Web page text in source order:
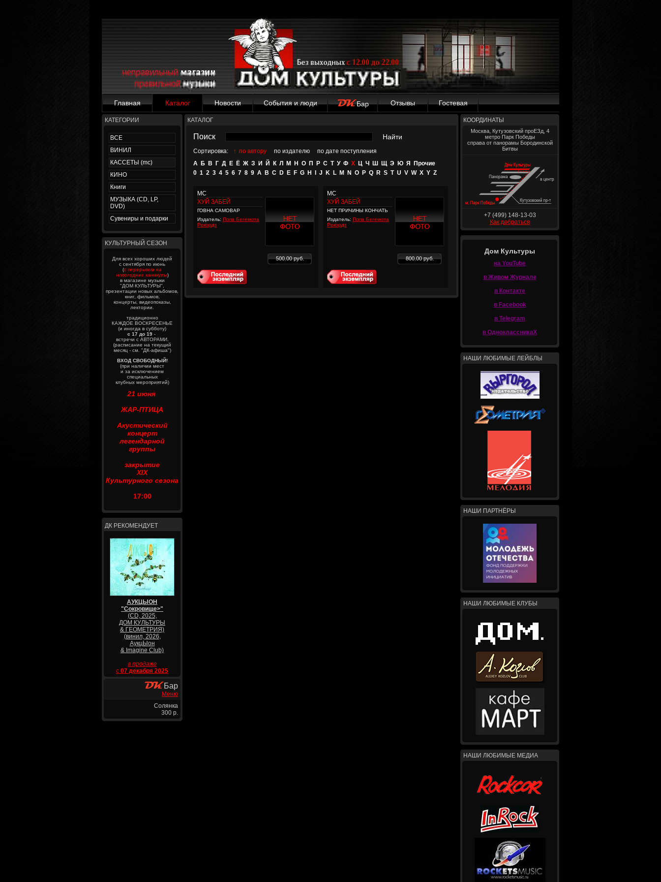
Главная Каталог Новости События и люди Бар Отзывы Гостевая
КАТЕГОРИИ
ВСЕ
ВИНИЛ
КАССЕТЫ (mc)
КИНО
Книги
МУЗЫКА (CD, LP,
DVD)
Сувениры и подарки
КУЛЬТУРНЫЙ СЕЗОН
Для всех хороших людей
с сентября по июнь
(с перерывом на
новогодние каникулы)
в магазине музыки
"ДОМ КУЛЬТУРЫ",
презентации новых альбомов,
книг, фильмов,
концерты, видеопоказы,
лектории.
традиционно
КАЖДОЕ ВОСКРЕСЕНЬЕ
(и иногда в субботу)
с 17 до 19 -
встречи с АВТОРАМИ.
(расписание на текущий
месяц - см. "ДК-афиша")
ВХОД СВОБОДНЫЙ!
(при наличии мест
и за исключением
специальных
клубных мероприятий)
21 июня
ЖАР-ПТИЦА
Акустический
концерт
легендарной
группы
закрытие
XIX
Культурного сезона
17:00
ДК РЕКОМЕНДУЕТ
АУКЦЫОН
"Сокровище>"
(CD, 2025,
ДОМ КУЛЬТУРЫ
& ГЕОМЕТРИЯ)
(винил, 2026,
АукцЫон
& Imagine Club)
в продаже
с 07 декабря 2025
Бар
Меню
Солянка
300 р.
КАТАЛОГ
Поиск Найти
Сортировка: ↑ по автору по издателю
по дате поступления
А Б В Г Д Е Ё Ж З И Й К Л М Н О П Р С Т У Ф Х Ц Ч Ш Щ Э Ю Я
Прочие
0 1 2 3 4 5 6 7 8 9 A B C D E F G H J K L M N O P Q R S T U V W X Y Z
MC
ХУЙ ЗАБЕЙ
ГОВНА САМОВАР
Издатель: Попа Бегемота
Рекордз
500.00 руб.
MC
ХУЙ ЗАБЕЙ
НЕТ ПРИЧИНЫ КОНЧАТЬ
Издатель: Попа Бегемота
Рекордз
800.00 руб.
КООРДИНАТЫ
Москва, Кутузовский проЕЗд, 4
метро Парк Победы
справа от панорамы Бородинской
Битвы
+7 (499) 148-13-03
Как добраться
Дом Культуры
на YouTube
в Живом Журнале
в Контакте
в Facebook
в Telegram
в ОдноклассникаХ
НАШИ ЛЮБИМЫЕ ЛЕЙБЛЫ
НАШИ ПАРТНЁРЫ
НАШИ ЛЮБИМЫЕ КЛУБЫ
НАШИ ЛЮБИМЫЕ МЕДИА